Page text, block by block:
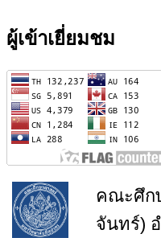
ผู้เข้าเยี่ยมชม
คณะศึก
จันทร์)